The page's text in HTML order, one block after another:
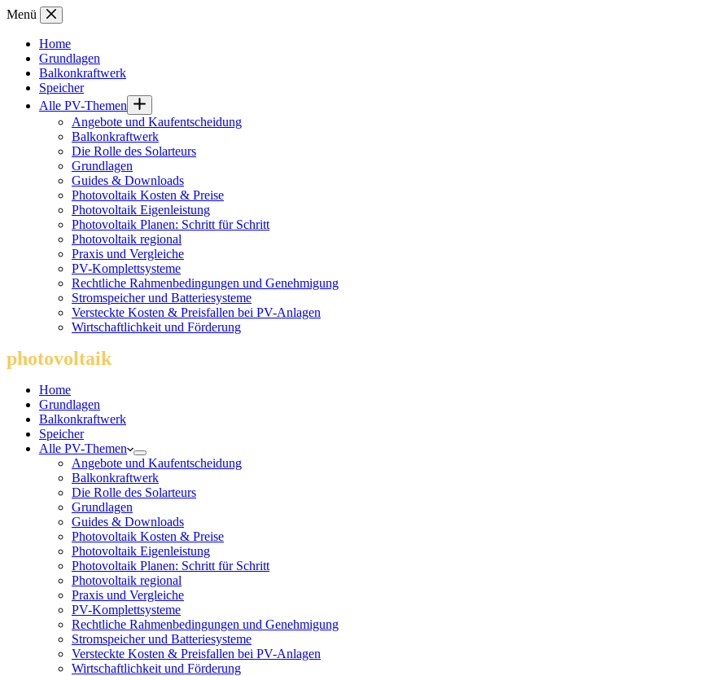
Zum
springen
Menü
Home
Grundlagen
Balkonkraftwerk
Speicher
Alle PV-Themen
Angebote und Kaufentscheidung
Balkonkraftwerk
Die Rolle des Solarteurs
Grundlagen
Guides & Downloads
Photovoltaik Kosten & Preise
Photovoltaik Eigenleistung
Photovoltaik Planen: Schritt für Schritt
Photovoltaik regional
Praxis und Vergleiche
PV-Komplettsysteme
Rechtliche Rahmenbedingungen und Genehmigung
Stromspeicher und Batteriesysteme
Versteckte Kosten & Preisfallen bei PV-Anlagen
Wirtschaftlichkeit und Förderung
photovoltaik
Home
Grundlagen
Balkonkraftwerk
Speicher
Alle PV-Themen
Angebote und Kaufentscheidung
Balkonkraftwerk
Die Rolle des Solarteurs
Grundlagen
Guides & Downloads
Photovoltaik Kosten & Preise
Photovoltaik Eigenleistung
Photovoltaik Planen: Schritt für Schritt
Photovoltaik regional
Praxis und Vergleiche
PV-Komplettsysteme
Rechtliche Rahmenbedingungen und Genehmigung
Stromspeicher und Batteriesysteme
Versteckte Kosten & Preisfallen bei PV-Anlagen
Wirtschaftlichkeit und Förderung